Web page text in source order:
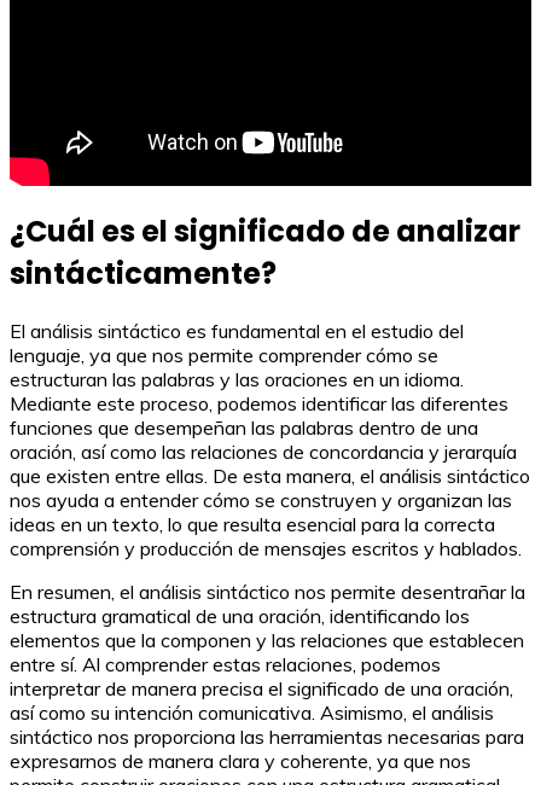
¿Cuál es el significado de analizar
sintácticamente?
El análisis sintáctico es fundamental en el estudio del
lenguaje, ya que nos permite comprender cómo se
estructuran las palabras y las oraciones en un idioma.
Mediante este proceso, podemos identificar las diferentes
funciones que desempeñan las palabras dentro de una
oración, así como las relaciones de concordancia y jerarquía
que existen entre ellas. De esta manera, el análisis sintáctico
nos ayuda a entender cómo se construyen y organizan las
ideas en un texto, lo que resulta esencial para la correcta
comprensión y producción de mensajes escritos y hablados.
En resumen, el análisis sintáctico nos permite desentrañar la
estructura gramatical de una oración, identificando los
elementos que la componen y las relaciones que establecen
entre sí. Al comprender estas relaciones, podemos
interpretar de manera precisa el significado de una oración,
así como su intención comunicativa. Asimismo, el análisis
sintáctico nos proporciona las herramientas necesarias para
expresarnos de manera clara y coherente, ya que nos